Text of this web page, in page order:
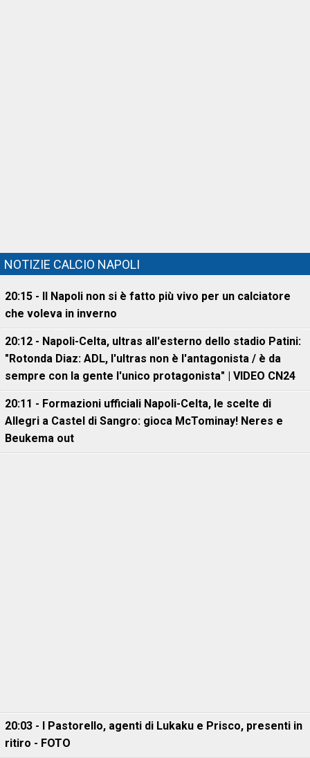
NOTIZIE CALCIO NAPOLI
20:15 - Il Napoli non si è fatto più vivo per un calciatore
che voleva in inverno
20:12 - Napoli-Celta, ultras all'esterno dello stadio Patini:
"Rotonda Diaz: ADL, l'ultras non è l'antagonista / è da
sempre con la gente l'unico protagonista" | VIDEO CN24
20:11 - Formazioni ufficiali Napoli-Celta, le scelte di
Allegri a Castel di Sangro: gioca McTominay! Neres e
Beukema out
20:03 - I Pastorello, agenti di Lukaku e Prisco, presenti in
ritiro - FOTO